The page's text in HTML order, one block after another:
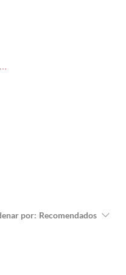
por: Recomendados